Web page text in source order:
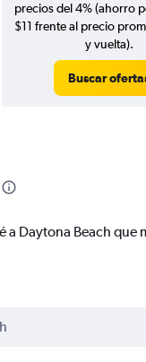
precios del 4% (ahorro
$11 frente al precio
y vuelta).
Buscar
a Daytona Beach que